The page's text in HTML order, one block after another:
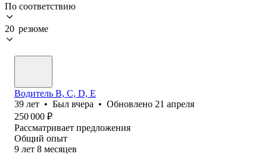
По соответствию
20 резюме
Водитель B, C, D, E
39 лет • Был вчера • Обновлено 21 апреля
250 000 ₽
Рассматривает предложения
Общий опыт
9 лет 8 месяцев